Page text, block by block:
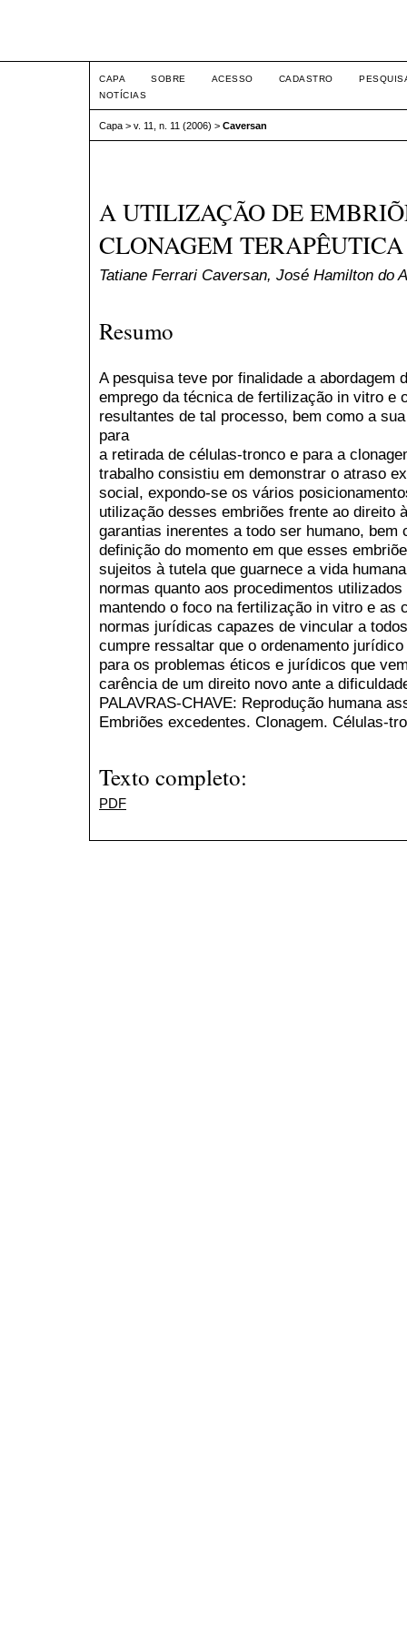
CAPA SOBRE ACESSO CADASTRO
NOTÍCIAS
Capa > v. 11, n. 11 (2006) > Caversan
A UTILIZAÇÃO DE
CLONAGEM TERAPÊUTICA
Tatiane Ferrari Caversan, José Hamilton do
Resumo
A pesquisa teve por finalidade a abordagem
emprego da técnica de fertilização in vitro e
resultantes de tal processo, bem como a
para
a retirada de células-tronco e para a
trabalho consistiu em demonstrar o atraso
social, expondo-se os vários
utilização desses embriões frente ao direito
garantias inerentes a todo ser humano,
definição do momento em que esses
sujeitos à tutela que guarnece a vida
normas quanto aos procedimentos
mantendo o foco na fertilização in vitro e as
normas jurídicas capazes de vincular a
cumpre ressaltar que o ordenamento
para os problemas éticos e jurídicos que
carência de um direito novo ante a
PALAVRAS-CHAVE: Reprodução humana
Embriões excedentes. Clonagem. Células-
Texto completo:
PDF